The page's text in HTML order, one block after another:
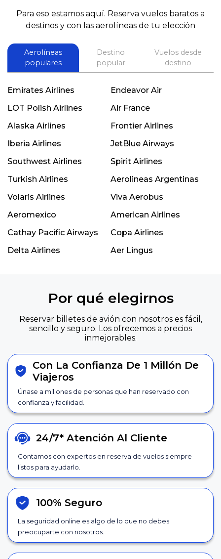
Para eso estamos aquí. Reserva vuelos baratos a
destinos y con las aerolíneas de tu elección
Aerolíneas
populares
Destino
popular
Vuelos desde
destino
Emirates Airlines
Endeavor Air
LOT Polish Airlines
Air France
Alaska Airlines
Frontier Airlines
Iberia Airlines
JetBlue Airways
Southwest Airlines
Spirit Airlines
Turkish Airlines
Aerolineas Argentinas
Volaris Airlines
Viva Aerobus
Aeromexico
American Airlines
Cathay Pacific Airways
Copa Airlines
Delta Airlines
Aer Lingus
Por qué elegirnos
Reservar billetes de avión con nosotros es fácil,
sencillo y seguro. Los ofrecemos a precios
inmejorables.
Con La Confianza De 1 Millón De
Viajeros
Únase a millones de personas que han reservado con
confianza y facilidad.
24/7* Atención Al Cliente
Contamos con expertos en reserva de vuelos siempre
listos para ayudarlo.
100% Seguro
La seguridad online es algo de lo que no debes
preocuparte con nosotros.